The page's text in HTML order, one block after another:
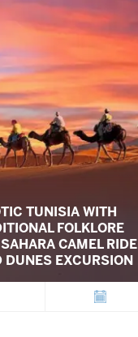
TUNISIA WITH
FOLKLORE
CAMEL RIDE
DUNES EXCURSION